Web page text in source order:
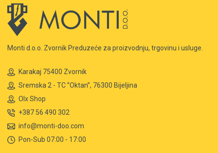
Monti d.o.o. Zvornik Preduzeće za proizvodnju, trgovinu i usluge.
Karakaj 75400 Zvornik
Sremska 2 - TC ”Oktan”, 76300 Bijeljina
Olx Shop
+387 56 490 302
info@monti-doo.com
Pon-Sub 07:00 - 17:00